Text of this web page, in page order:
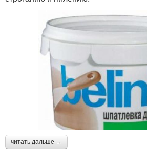
читать дальше →